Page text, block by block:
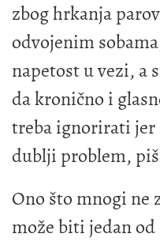
zbog hrkanja
odvojenim
napetost u vezi, a
da kronično i
treba ignorirati jer
dublji problem,
Ono što mnogi ne
može biti jedan